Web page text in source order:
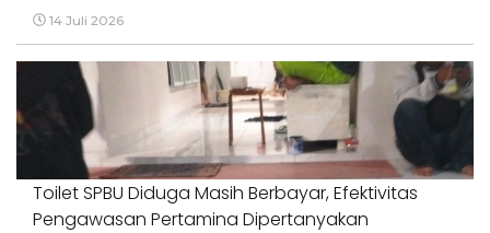
14 Juli 2026
Toilet SPBU Diduga Masih Berbayar, Efektivitas
Pengawasan Pertamina Dipertanyakan